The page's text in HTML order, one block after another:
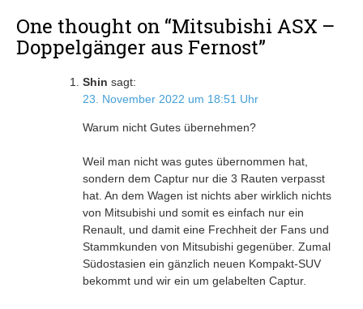
One thought on “Mitsubishi ASX –
Doppelgänger aus Fernost”
Shin sagt:
23. November 2022 um 18:51 Uhr
Warum nicht Gutes übernehmen?
Weil man nicht was gutes übernommen hat,
sondern dem Captur nur die 3 Rauten verpasst
hat. An dem Wagen ist nichts aber wirklich nichts
von Mitsubishi und somit es einfach nur ein
Renault, und damit eine Frechheit der Fans und
Stammkunden von Mitsubishi gegenüber. Zumal
Südostasien ein gänzlich neuen Kompakt-SUV
bekommt und wir ein um gelabelten Captur.